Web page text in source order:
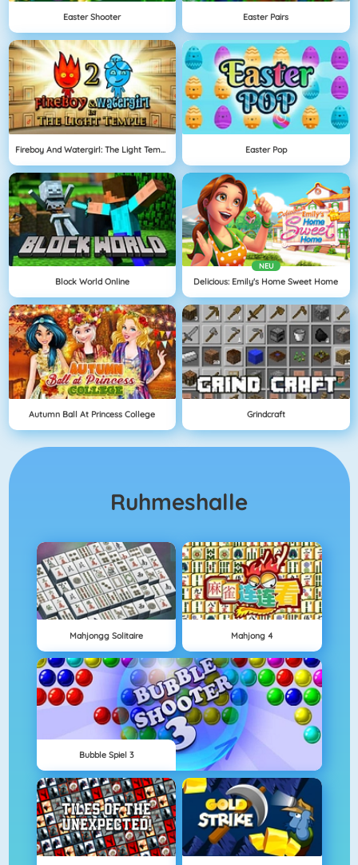
Easter Shooter Easter Pairs
Fireboy And Watergirl: The Light Temple Easter Pop
Block World Online
NEU
Delicious: Emily's Home Sweet Home
Autumn Ball At Princess College Grindcraft
Ruhmeshalle
Mahjongg Solitaire Mahjong 4
Bubble Spiel 3